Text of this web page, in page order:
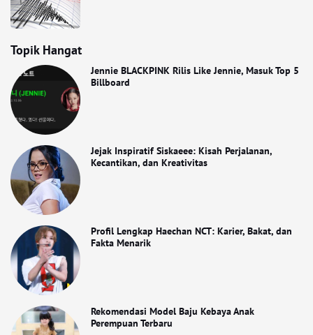
Topik Hangat
Jennie BLACKPINK Rilis Like Jennie, Masuk Top 5
Billboard
Jejak Inspiratif Siskaeee: Kisah Perjalanan,
Kecantikan, dan Kreativitas
Profil Lengkap Haechan NCT: Karier, Bakat, dan
Fakta Menarik
Rekomendasi Model Baju Kebaya Anak
Perempuan Terbaru